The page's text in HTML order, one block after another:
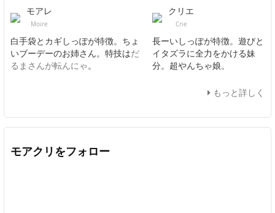
モアレ
Moire
白手袋とカギしっぽが特徴。ちょ
いブーデーのお姉さん。特技はだ
るまさんが転んにゃ。
クリエ
Crie
長ーいしっぽが特徴。遊びと
イタズラに全力をかける妹
分。超やんちゃ娘。
もっと詳しく
モアクリをフォロー